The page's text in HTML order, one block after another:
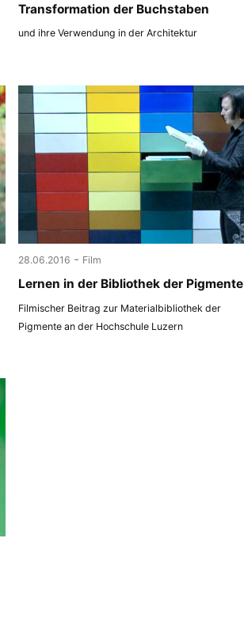
Transformation der Buchstaben
und ihre Verwendung in der Architektur
28.06.2016 - Film
Lernen in der Bibliothek der Pigmente
Filmischer Beitrag zur Materialbibliothek der
Pigmente an der Hochschule Luzern